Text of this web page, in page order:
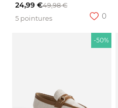
24,99 €49,98 €
5 pointures
0
-50%